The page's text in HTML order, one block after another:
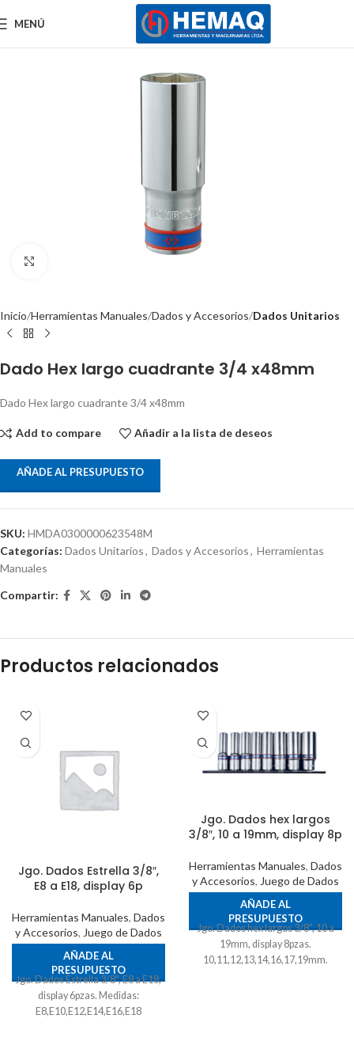
MENÚ
Inicio Herramientas Manuales Dados y Accesorios Dados Unitarios
Dado Hex largo cuadrante 3/4 x48mm
Dado Hex largo cuadrante 3/4 x48mm
Add to compare Añadir a la lista de deseos
AÑADE AL PRESUPUESTO
SKU: HMDA0300000623548M
Categorías: Dados Unitarios, Dados y Accesorios, Herramientas
Manuales
Compartir:
Productos relacionados
Jgo. Dados Estrella 3/8″,
E8 a E18, display 6p
Herramientas Manuales, Dados
y Accesorios, Juego de Dados
AÑADE AL
PRESUPUESTO
Jgo. Dados Estrella 3/8", E8 a E18,
display 6pzas. Medidas:
E8,E10,E12,E14,E16,E18
Jgo. Dados hex largos
3/8″, 10 a 19mm, display 8p
Herramientas Manuales, Dados
y Accesorios, Juego de Dados
AÑADE AL
PRESUPUESTO
Jgo. Dados hex largos 3/8", 10 a
19mm, display 8pzas.
10,11,12,13,14,16,17,19mm.